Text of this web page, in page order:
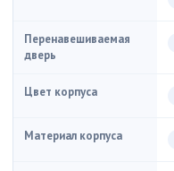
Перенавешиваемая
дверь
Цвет корпуса
Материал корпуса